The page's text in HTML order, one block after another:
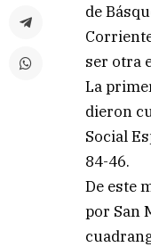
de
ser otra
La
dieron
Social
84-46.
De este
por San